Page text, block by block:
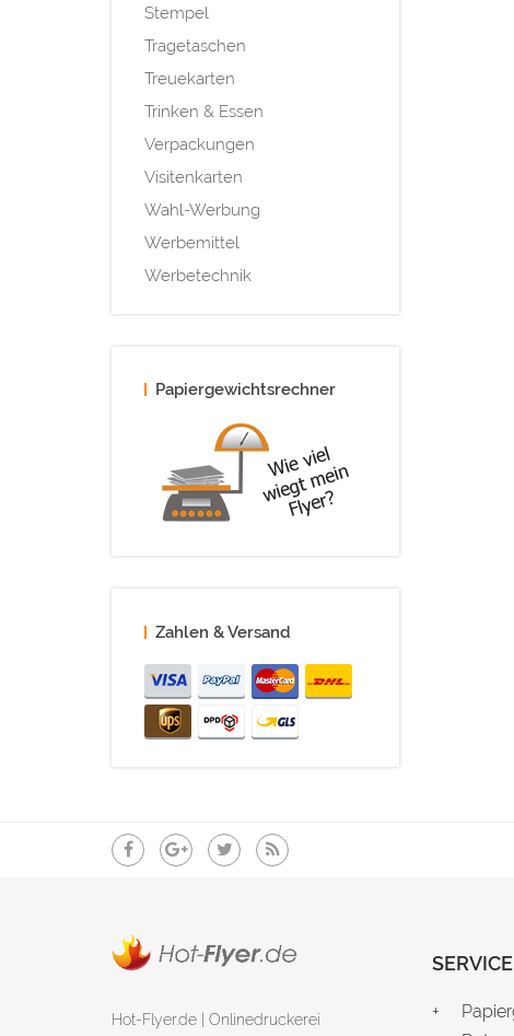
Stempel
Tragetaschen
Treuekarten
Trinken & Essen
Verpackungen
Visitenkarten
Wahl-Werbung
Werbemittel
Werbetechnik
Papiergewichtsrechner
Zahlen & Versand
Hot-Flyer.de | Onlinedruckerei
SERVICE